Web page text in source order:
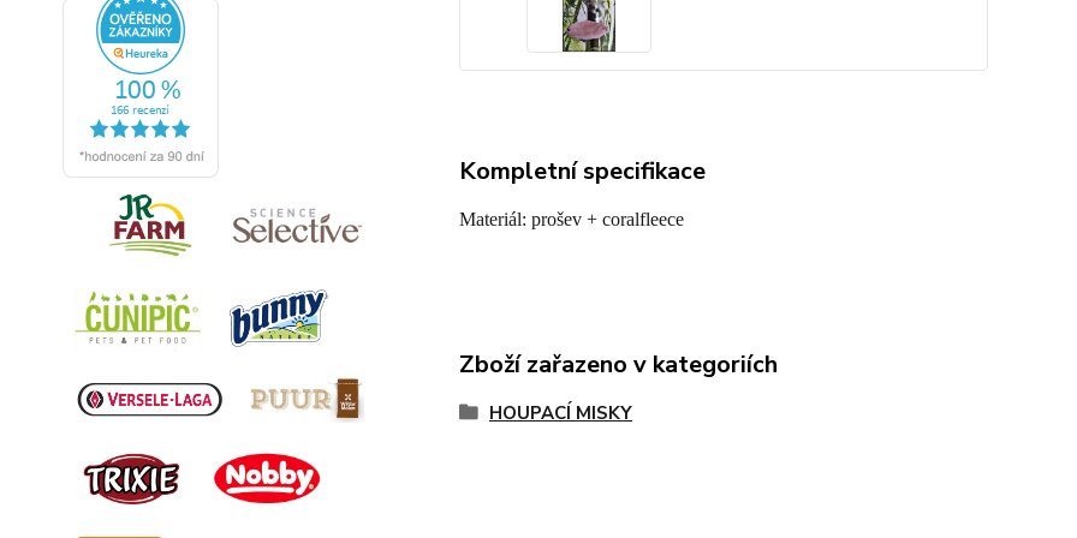
Kompletní specifikace
Materiál: prošev + coralfleece
Zboží zařazeno v kategoriích
HOUPACÍ MISKY